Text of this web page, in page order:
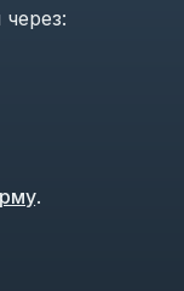
.